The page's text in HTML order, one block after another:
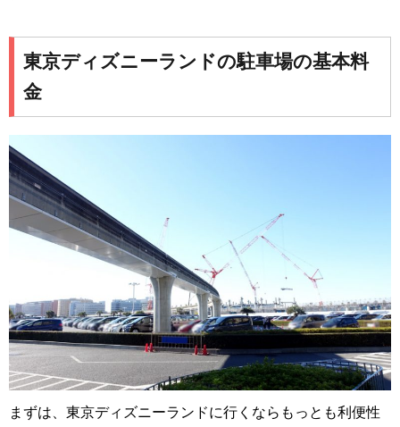
東京ディズニーランドの駐車場の基本料
金
まずは、東京ディズニーランドに行くならもっとも利便性